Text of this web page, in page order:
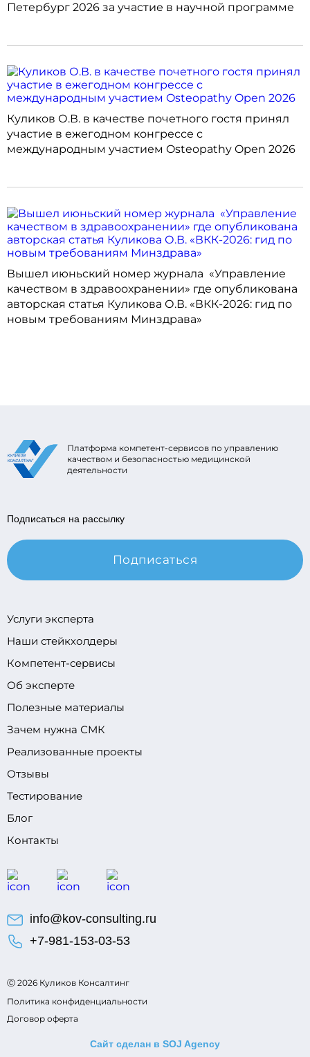
Петербург 2026 за участие в научной программе
Куликов О.В. в качестве почетного гостя принял
участие в ежегодном конгрессе с
международным участием Osteopathy Open 2026
Вышел июньский номер журнала «Управление
качеством в здравоохранении» где опубликована
авторская статья Куликова О.В. «ВКК-2026: гид по
новым требованиям Минздрава»
Платформа компетент-сервисов по управлению
качеством и безопасностью медицинской
деятельности
Подписаться на рассылку
Подписаться
Услуги эксперта
Наши стейкхолдеры
Компетент-сервисы
Об эксперте
Полезные материалы
Зачем нужна СМК
Реализованные проекты
Отзывы
Тестирование
Блог
Контакты
info@kov-consulting.ru
+7-981-153-03-53
Ⓒ 2026 Куликов Консалтинг
Политика конфиденциальности
Договор оферта
Сайт сделан в SOJ Agency